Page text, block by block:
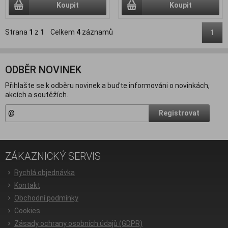
Koupit Koupit
Strana 1 z 1 Celkem 4 záznamů 1
ODBĚR NOVINEK
Přihlašte se k odběru novinek a buďte informováni o novinkách,
akcích a soutěžích.
Registrovat
ZÁKAZNICKÝ SERVIS
Rychlá objednávka
Kontakt
Obchodní podmínky
Cookies
Zásady ochrany osobních údajů (GDPR)